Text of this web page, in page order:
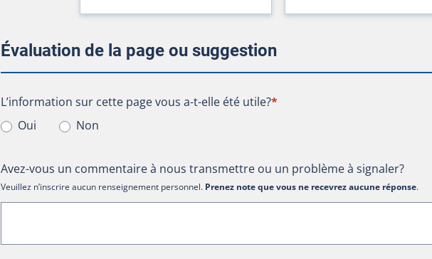
Évaluation de la page ou suggestion
L’information sur cette page vous a-t-elle été utile?
L’information sur cette page vous a-t-elle été utile?*
Oui
Non
Avez-vous un commentaire à nous transmettre ou un problème à signaler?
Veuillez n’inscrire aucun renseignement personnel. Prenez note que vous ne recevrez aucune réponse.